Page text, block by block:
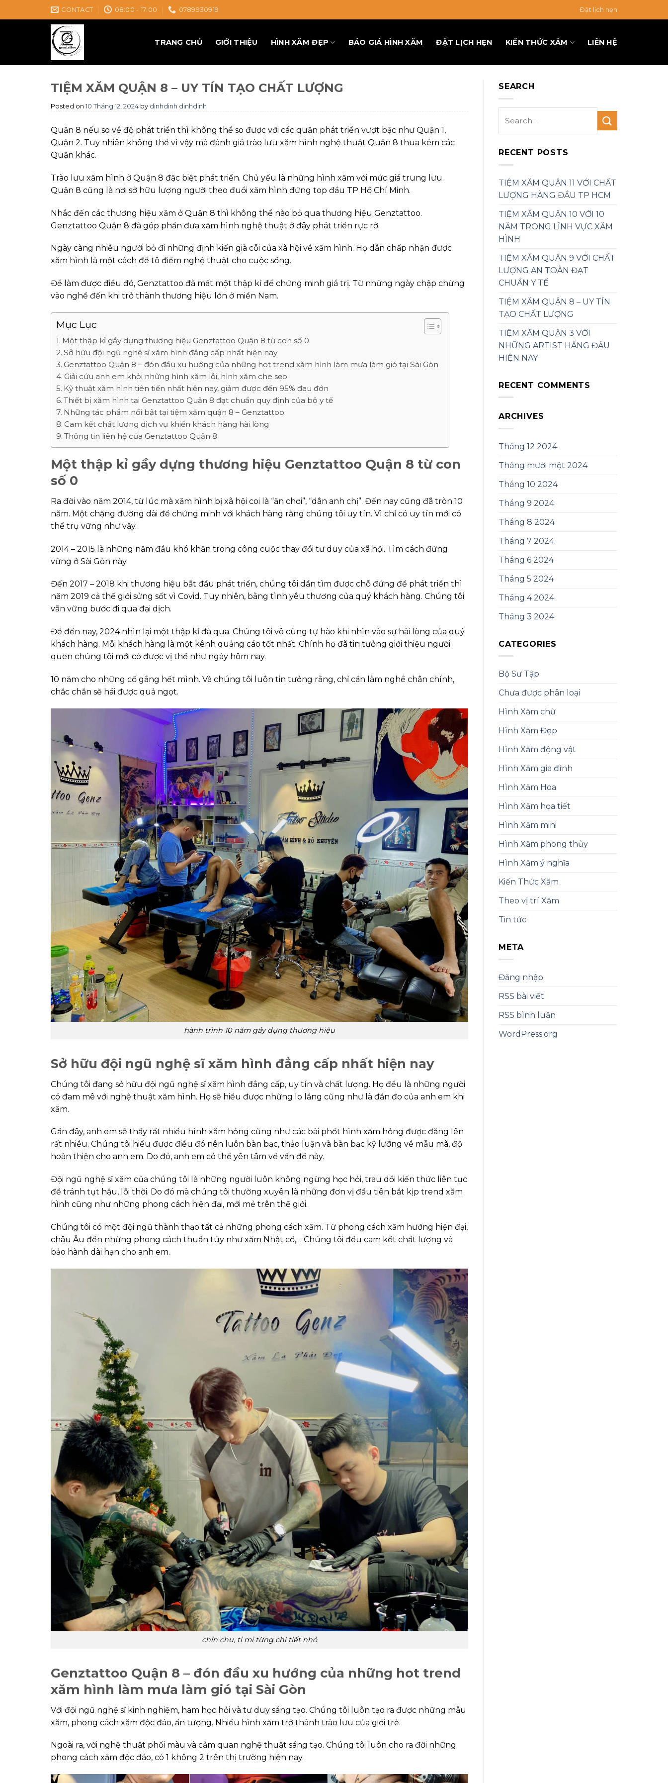
to
CONTACT 08:00 - 17:00 0789930919 Đặt lịch hẹn
TRANG CHỦ GIỚI THIỆU HÌNH XĂM ĐẸP BÁO GIÁ HÌNH XĂM ĐẶT LỊCH HẸN KIẾN THỨC XĂM LIÊN HỆ
TIỆM XĂM QUẬN 8 – UY TÍN TẠO CHẤT LƯỢNG
Posted on 10 Tháng 12, 2024 by dinhdinh dinhdinh
Quận 8 nếu so về độ phát triển thì không thể so được với các quận phát triển vượt bậc như Quận 1,
Quận 2. Tuy nhiên không thể vì vậy mà đánh giá trào lưu xăm hình nghệ thuật Quận 8 thua kém các
Quận khác.
Trào lưu xăm hình ở Quận 8 đặc biệt phát triển. Chủ yếu là những hình xăm với mức giá trung lưu.
Quận 8 cũng là nơi sở hữu lượng người theo đuổi xăm hình đứng top đầu TP Hồ Chí Minh.
Nhắc đến các thương hiệu xăm ở Quận 8 thì không thể nào bỏ qua thương hiệu Genztattoo.
Genztattoo Quận 8 đã góp phần đưa xăm hình nghệ thuật ở đây phát triển rực rỡ.
Ngày càng nhiều người bỏ đi những định kiến già cỗi của xã hội về xăm hình. Họ dần chấp nhận được
xăm hình là một cách để tô điểm nghệ thuật cho cuộc sống.
Để làm được điều đó, Genztattoo đã mất một thập kỉ để chứng minh giá trị. Từ những ngày chập chừng
vào nghề đến khi trở thành thương hiệu lớn ở miền Nam.
Mục Lục
Một thập kỉ gầy dựng thương hiệu Genztattoo Quận 8 từ con số 0
Sở hữu đội ngũ nghệ sĩ xăm hình đẳng cấp nhất hiện nay
Genztattoo Quận 8 – đón đầu xu hướng của những hot trend xăm hình làm mưa làm gió tại Sài Gòn
Giải cứu anh em khỏi những hình xăm lỗi, hình xăm che sẹo
Kỹ thuật xăm hình tiên tiến nhất hiện nay, giảm được đến 95% đau đớn
Thiết bị xăm hình tại Genztattoo Quận 8 đạt chuẩn quy định của bộ y tế
Những tác phẩm nổi bật tại tiệm xăm quận 8 – Genztattoo
Cam kết chất lượng dịch vụ khiến khách hàng hài lòng
Thông tin liên hệ của Genztattoo Quận 8
Một thập kỉ gầy dựng thương hiệu Genztattoo Quận 8 từ con
số 0
Ra đời vào năm 2014, từ lúc mà xăm hình bị xã hội coi là “ăn chơi”, “dân anh chị”. Đến nay cũng đã tròn 10
năm. Một chặng đường dài để chứng minh với khách hàng rằng chúng tôi uy tín. Vì chỉ có uy tín mới có
thể trụ vững như vậy.
2014 – 2015 là những năm đầu khó khăn trong công cuộc thay đổi tư duy của xã hội. Tìm cách đứng
vững ở Sài Gòn này.
Đến 2017 – 2018 khi thương hiệu bắt đầu phát triển, chúng tôi dần tìm được chỗ đứng để phát triển thì
năm 2019 cả thế giới sửng sốt vì Covid. Tuy nhiên, bằng tình yêu thương của quý khách hàng. Chúng tôi
vẫn vững bước đi qua đại dịch.
Để đến nay, 2024 nhìn lại một thập kỉ đã qua. Chúng tôi vô cùng tự hào khi nhìn vào sự hài lòng của quý
khách hàng. Mỗi khách hàng là một kênh quảng cáo tốt nhất. Chính họ đã tin tưởng giới thiệu người
quen chúng tôi mới có được vị thế như ngày hôm nay.
10 năm cho những cố gắng hết mình. Và chúng tôi luôn tin tưởng rằng, chỉ cần làm nghề chân chính,
chắc chắn sẽ hái được quả ngọt.
hành trình 10 năm gầy dựng thương hiệu
Sở hữu đội ngũ nghệ sĩ xăm hình đẳng cấp nhất hiện nay
Chúng tôi đang sở hữu đội ngũ nghệ sĩ xăm hình đẳng cấp, uy tín và chất lượng. Họ đều là những người
có đam mê với nghệ thuật xăm hình. Họ sẽ hiểu được những lo lắng cũng như là đắn đo của anh em khi
xăm.
Gần đây, anh em sẽ thấy rất nhiều hình xăm hỏng cũng như các bài phốt hình xăm hỏng được đăng lên
rất nhiều. Chúng tôi hiểu được điều đó nên luôn bàn bạc, thảo luận và bàn bạc kỹ lưỡng về mẫu mã, độ
hoàn thiện cho anh em. Do đó, anh em có thể yên tâm về vấn đề này.
Đội ngũ nghệ sĩ xăm của chúng tôi là những người luôn không ngừng học hỏi, trau dồi kiến thức liên tục
để tránh tụt hậu, lỗi thời. Do đó mà chúng tôi thường xuyên là những đơn vị đầu tiên bắt kịp trend xăm
hình cũng như những phong cách hiện đại, mới mẻ trên thế giới.
Chúng tôi có một đội ngũ thành thạo tất cả những phong cách xăm. Từ phong cách xăm hướng hiện đại,
châu Âu đến những phong cách thuần túy như xăm Nhật cổ,… Chúng tôi đều cam kết chất lượng và
bảo hành dài hạn cho anh em.
chỉn chu, tỉ mỉ từng chi tiết nhỏ
Genztattoo Quận 8 – đón đầu xu hướng của những hot trend
xăm hình làm mưa làm gió tại Sài Gòn
Với đội ngũ nghệ sĩ kinh nghiệm, ham học hỏi và tư duy sáng tạo. Chúng tôi luôn tạo ra được những mẫu
xăm, phong cách xăm độc đáo, ấn tượng. Nhiều hình xăm trở thành trào lưu của giới trẻ.
Ngoài ra, với nghệ thuật phối màu và cảm quan nghệ thuật sáng tạo. Chúng tôi luôn cho ra đời những
phong cách xăm độc đáo, có 1 không 2 trên thị trường hiện nay.
SEARCH
RECENT POSTS
TIỆM XĂM QUẬN 11 VỚI CHẤT
LƯỢNG HÀNG ĐẦU TP HCM
TIỆM XĂM QUẬN 10 VỚI 10
NĂM TRONG LĨNH VỰC XĂM
HÌNH
TIỆM XĂM QUẬN 9 VỚI CHẤT
LƯỢNG AN TOÀN ĐẠT
CHUẨN Y TẾ
TIỆM XĂM QUẬN 8 – UY TÍN
TẠO CHẤT LƯỢNG
TIỆM XĂM QUẬN 3 VỚI
NHỮNG ARTIST HÀNG ĐẦU
HIỆN NAY
RECENT COMMENTS
ARCHIVES
Tháng 12 2024
Tháng mười một 2024
Tháng 10 2024
Tháng 9 2024
Tháng 8 2024
Tháng 7 2024
Tháng 6 2024
Tháng 5 2024
Tháng 4 2024
Tháng 3 2024
CATEGORIES
Bộ Sư Tập
Chưa được phân loại
Hình Xăm chữ
Hình Xăm Đẹp
Hình Xăm động vật
Hình Xăm gia đình
Hình Xăm Hoa
Hình Xăm họa tiết
Hình Xăm mini
Hình Xăm phong thủy
Hình Xăm ý nghĩa
Kiến Thức Xăm
Theo vị trí Xăm
Tin tức
META
Đăng nhập
RSS bài viết
RSS bình luận
WordPress.org